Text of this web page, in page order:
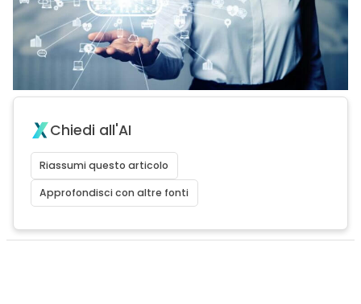
Chiedi all'AI
Riassumi questo articolo
Approfondisci con altre fonti